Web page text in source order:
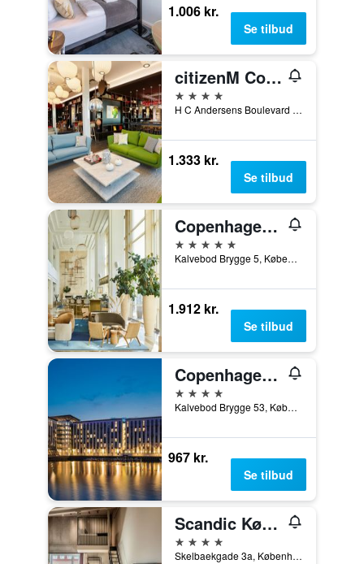
1.006 kr.
Se tilbud
citizenM Copenhagen Radhuspladsen
4 stjerner
H C Andersens Boulevard 12, København, Hovedstaden, Danmark
1.333 kr.
Se tilbud
Copenhagen Marriott Hotel
5 stjerner
Kalvebod Brygge 5, København, Hovedstaden, Danmark
1.912 kr.
Se tilbud
Copenhagen Island Hotel
4 stjerner
Kalvebod Brygge 53, København, Hovedstaden, Danmark
967 kr.
Se tilbud
Scandic Kødbyen
4 stjerner
Skelbaekgade 3a, København, Hovedstaden, Danmark